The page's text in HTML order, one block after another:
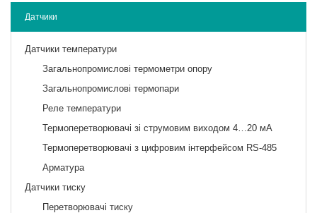
Датчики
Датчики температури
Загальнопромислові термометри опору
Загальнопромислові термопари
Реле температури
Термоперетворювачі зі струмовим виходом 4…20 мА
Термоперетворювачі з цифровим інтерфейсом RS-485
Арматура
Датчики тиску
Перетворювачі тиску